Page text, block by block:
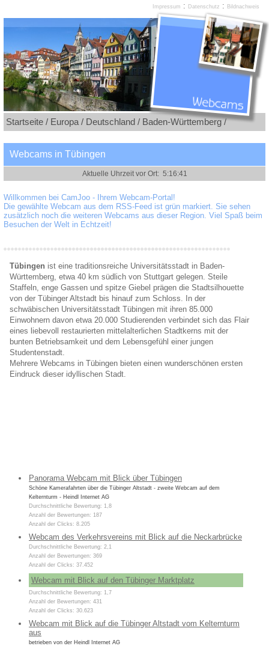
Startseite / Europa / Deutschland / Baden-Württemberg /
Webcams in Tübingen
Willkommen bei CamJoo - Ihrem Webcam-Portal!
Die gewählte Webcam aus dem RSS-Feed ist grün markiert. Sie sehen
zusätzlich noch die weiteren Webcams aus dieser Region. Viel Spaß beim
Besuchen der Welt in Echtzeit!
Tübingen ist eine traditionsreiche Universitätsstadt in Baden-
Württemberg, etwa 40 km südlich von Stuttgart gelegen. Steile
Staffeln, enge Gassen und spitze Giebel prägen die Stadtsilhouette
von der Tübinger Altstadt bis hinauf zum Schloss. In der
schwäbischen Universitätsstadt Tübingen mit ihren 85.000
Einwohnern davon etwa 20.000 Studierenden verbindet sich das Flair
eines liebevoll restaurierten mittelalterlichen Stadtkerns mit der
bunten Betriebsamkeit und dem Lebensgefühl einer jungen
Studentenstadt.
Mehrere Webcams in Tübingen bieten einen wunderschönen ersten
Eindruck dieser idyllischen Stadt.
Panorama Webcam mit Blick über Tübingen
Schöne Kamerafahrten über die Tübinger Altstadt - zweite Webcam auf dem
Kelternturm - Heindl Internet AG
Durchschnittliche Bewertung: 1,8
Anzahl der Bewertungen: 187
Anzahl der Clicks: 8.205
Webcam des Verkehrsvereins mit Blick auf die Neckarbrücke
Durchschnittliche Bewertung: 2,1
Anzahl der Bewertungen: 369
Anzahl der Clicks: 37.452
Webcam mit Blick auf den Tübinger Marktplatz
Durchschnittliche Bewertung: 1,7
Anzahl der Bewertungen: 431
Anzahl der Clicks: 30.623
Webcam mit Blick auf die Tübinger Altstadt vom Kelternturm
aus
betrieben von der Heindl Internet AG
Impressum : Datenschutz : Bildnachweis